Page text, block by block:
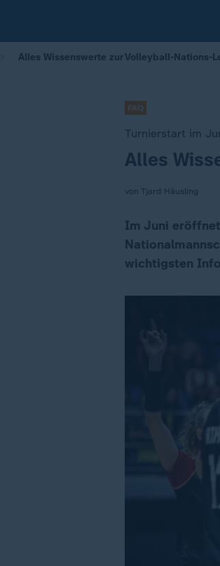
Alles Wissenswerte zur Volleyball-Nations-
FAQ
Turnierstart im
:
Alles
von Tjard Häusling
Im Juni
wichtigsten